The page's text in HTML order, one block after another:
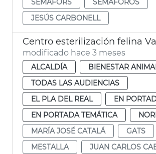
JESÚS CARBONELL
Centro esterilización felina
modificado hace 3 meses
ALCALDÍA
BIENESTAR
TODAS LAS AUDIENCIAS
EL PLA DEL REAL
EN
EN PORTADA TEMÁTICA
MARÍA JOSÉ CATALÁ
GATS
MESTALLA
JUAN CARLOS